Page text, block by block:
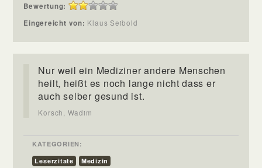
Bewertung:
Eingereicht von: Klaus Seibold
Nur weil ein Mediziner andere Menschen
heilt, heißt es noch lange nicht dass er
auch selber gesund ist.
Korsch, Wadim
KATEGORIEN:
Leserzitate
Medizin